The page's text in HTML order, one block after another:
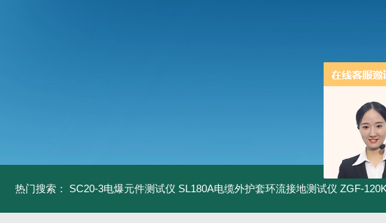
热门搜索： SC20-3电爆元件测试仪 SL180A电缆外护套环流接地测试仪 ZGF-